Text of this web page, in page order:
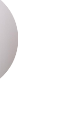
te guiará
en el sector
Inversión
directo en el